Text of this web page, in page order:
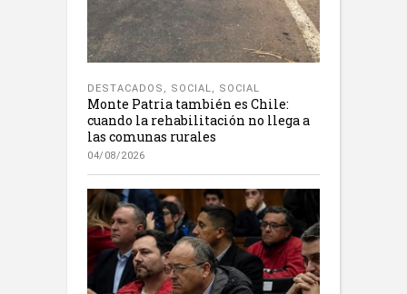
DESTACADOS , SOCIAL, SOCIAL
Monte Patria también es Chile:
cuando la rehabilitación no llega a
las comunas rurales
04/08/2026